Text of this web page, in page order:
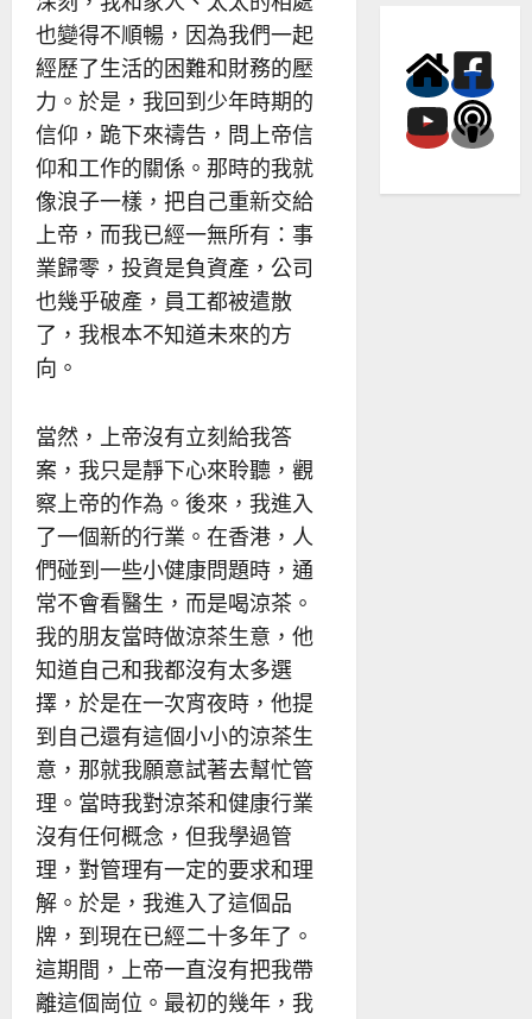
也變得不順暢，因為我們一起
經歷了生活的困難和財務的壓
力。於是，我回到少年時期的
信仰，跪下來禱告，問上帝信
仰和工作的關係。那時的我就
像浪子一樣，把自己重新交給
上帝，而我已經一無所有：事
業歸零，投資是負資產，公司
也幾乎破產，員工都被遣散
了，我根本不知道未來的方
向。
當然，上帝沒有立刻給我答
案，我只是靜下心來聆聽，觀
察上帝的作為。後來，我進入
了一個新的行業。在香港，人
們碰到一些小健康問題時，通
常不會看醫生，而是喝涼茶。
我的朋友當時做涼茶生意，他
知道自己和我都沒有太多選
擇，於是在一次宵夜時，他提
到自己還有這個小小的涼茶生
意，那就我願意試著去幫忙管
理。當時我對涼茶和健康行業
沒有任何概念，但我學過管
理，對管理有一定的要求和理
解。於是，我進入了這個品
牌，到現在已經二十多年了。
這期間，上帝一直沒有把我帶
離這個崗位。最初的幾年，我